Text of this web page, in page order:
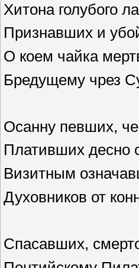
Хитона голубого
Признавших и
О коем чайка
Бредущему чрез
Осанну певших,
Плативших десно
Визитным
Духовников от
Спасавших,